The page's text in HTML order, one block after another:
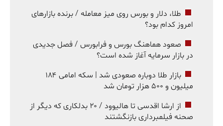
طلا، دلار و بورس روی میز معامله / برنده بازارهای
امروز کدام بود؟
صعود هماهنگ بورس و فرابورس / فصل جدیدی
در بازار سرمایه آغاز شده است؟
بازار طلا دوباره صعودی شد | سکه امامی ۱۸۴
میلیون و ۵۰۰ هزار تومان شد
از ارشا اقدسی تا هالیوود / ۲۰ بدلکاری که دیگر از
صحنه فیلمبرداری بازنگشتند